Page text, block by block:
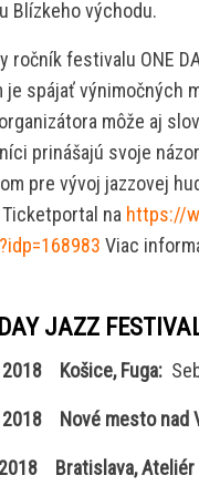
Blízkeho východu.
ročník festivalu ONE
je spájať výnimočných
môže aj
prinášajú svoje
pre vývoj jazzovej
na https://
Viac
JAZZ
2018 Košice, Fuga:
2018 Nové mesto nad
Bratislava, Ateliér